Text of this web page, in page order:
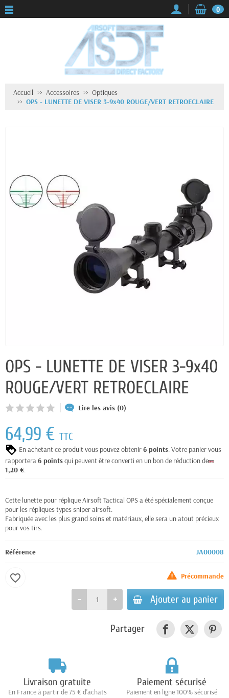
0
Accueil Accessoires
Optiques
OPS - LUNETTE DE VISER 3-9x40 ROUGE/VERT RETROECLAIRE
OPS - LUNETTE DE VISER 3-9x40
ROUGE/VERT RETROECLAIRE
Lire les avis (0)
64,99 € TTC
En achetant ce produit vous pouvez obtenir6 points. Votre panier vous
rapportera6 pointsqui peuvent être converti en un bon de réduction de
1,20 €.
Cette lunette pour réplique Airsoft Tactical OPS a été spécialement conçue
pour les répliques types sniper airsoft.
Fabriquée avec les plus grand soins et matériaux, elle sera un atout précieux
pour vos tirs.
Référence JA00008
Précommande
Ajouter au panier
favorite_border
Partager
Livraison gratuite
En France à partir de 75 € d'achats
Paiement sécurisé
Paiement en ligne 100% sécurisé